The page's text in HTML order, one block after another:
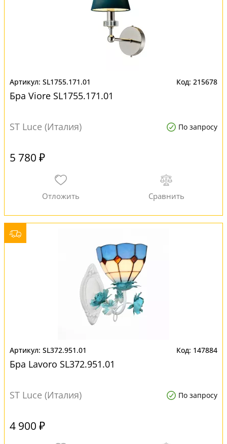
SL1755.171.01 215678
Бра Viore SL1755.171.01
ST Luce (Италия) По запросу
5 780 ₽
SL372.951.01 147884
Бра Lavoro SL372.951.01
ST Luce (Италия) По запросу
4 900 ₽